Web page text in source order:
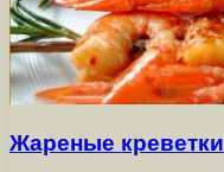
Жареные креветки